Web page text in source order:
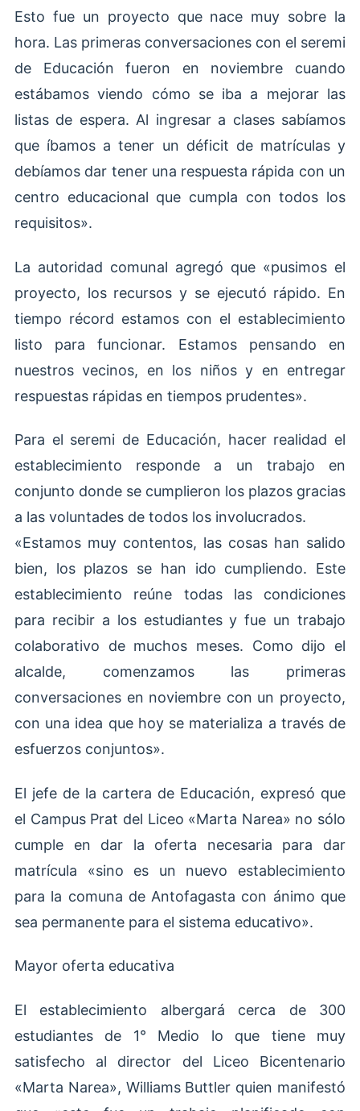
Esto fue un proyecto que nace muy sobre la
hora. Las primeras conversaciones con el seremi
de Educación fueron en noviembre cuando
estábamos viendo cómo se iba a mejorar las
listas de espera. Al ingresar a clases sabíamos
que íbamos a tener un déficit de matrículas y
debíamos dar tener una respuesta rápida con un
centro educacional que cumpla con todos los
requisitos».
La autoridad comunal agregó que «pusimos el
proyecto, los recursos y se ejecutó rápido. En
tiempo récord estamos con el establecimiento
listo para funcionar. Estamos pensando en
nuestros vecinos, en los niños y en entregar
respuestas rápidas en tiempos prudentes».
Para el seremi de Educación, hacer realidad el
establecimiento responde a un trabajo en
conjunto donde se cumplieron los plazos gracias
a las voluntades de todos los involucrados.
«Estamos muy contentos, las cosas han salido
bien, los plazos se han ido cumpliendo. Este
establecimiento reúne todas las condiciones
para recibir a los estudiantes y fue un trabajo
colaborativo de muchos meses. Como dijo el
alcalde, comenzamos las primeras
conversaciones en noviembre con un proyecto,
con una idea que hoy se materializa a través de
esfuerzos conjuntos».
El jefe de la cartera de Educación, expresó que
el Campus Prat del Liceo «Marta Narea» no sólo
cumple en dar la oferta necesaria para dar
matrícula «sino es un nuevo establecimiento
para la comuna de Antofagasta con ánimo que
sea permanente para el sistema educativo».
Mayor oferta educativa
El establecimiento albergará cerca de 300
estudiantes de 1° Medio lo que tiene muy
satisfecho al director del Liceo Bicentenario
«Marta Narea», Williams Buttler quien manifestó